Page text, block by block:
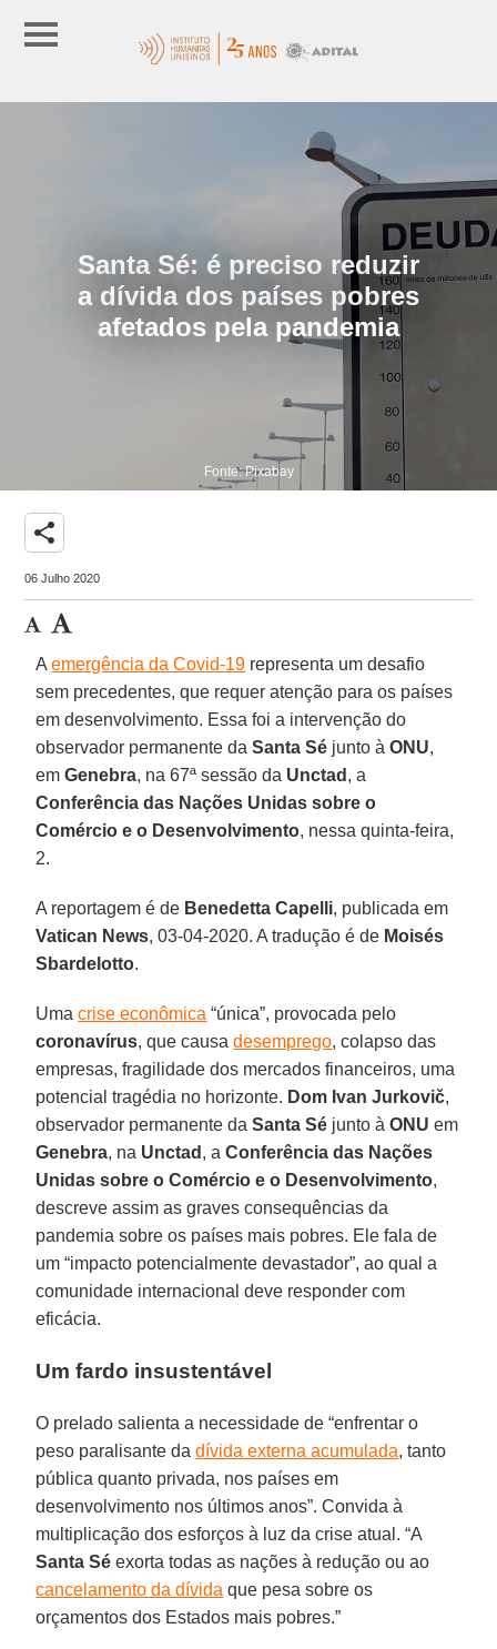
Santa Sé: é preciso reduzir
a dívida dos países pobres
afetados pela pandemia
Fonte: Pixabay
share
06 Julho 2020
Aemergência da Covid-19 representa um desafio
sem precedentes, que requer atenção para os países
em desenvolvimento. Essa foi a intervenção do
observador permanente daSanta Sé junto àONU,
emGenebra, na 67ª sessão da Unctad , a
Conferência das Nações Unidas sobre o
Comércio e o Desenvolvimento, nessa quinta-feira,
2.
A reportagem é de Benedetta Capelli, publicada em
Vatican News, 03-04-2020. A tradução é de Moisés
Sbardelotto.
Umacrise econômica “única”, provocada pelo
coronavírus, que causadesemprego, colapso das
empresas, fragilidade dos mercados financeiros, uma
potencial tragédia no horizonte. Dom Ivan Jurkovič,
observador permanente daSanta Sé junto àONU em
Genebra, na Unctad , aConferência das Nações
Unidas sobre o Comércio e o Desenvolvimento,
descreve assim as graves consequências da
pandemia sobre os países mais pobres. Ele fala de
um “impacto potencialmente devastador”, ao qual a
comunidade internacional deve responder com
eficácia.
Um fardo insustentável
O prelado salienta a necessidade de “enfrentar o
peso paralisante dadívida externa acumulada, tanto
pública quanto privada, nos países em
desenvolvimento nos últimos anos”. Convida à
multiplicação dos esforços à luz da crise atual. “A
Santa Sé exorta todas as nações à redução ou ao
cancelamento da dívida que pesa sobre os
orçamentos dos Estados mais pobres.”